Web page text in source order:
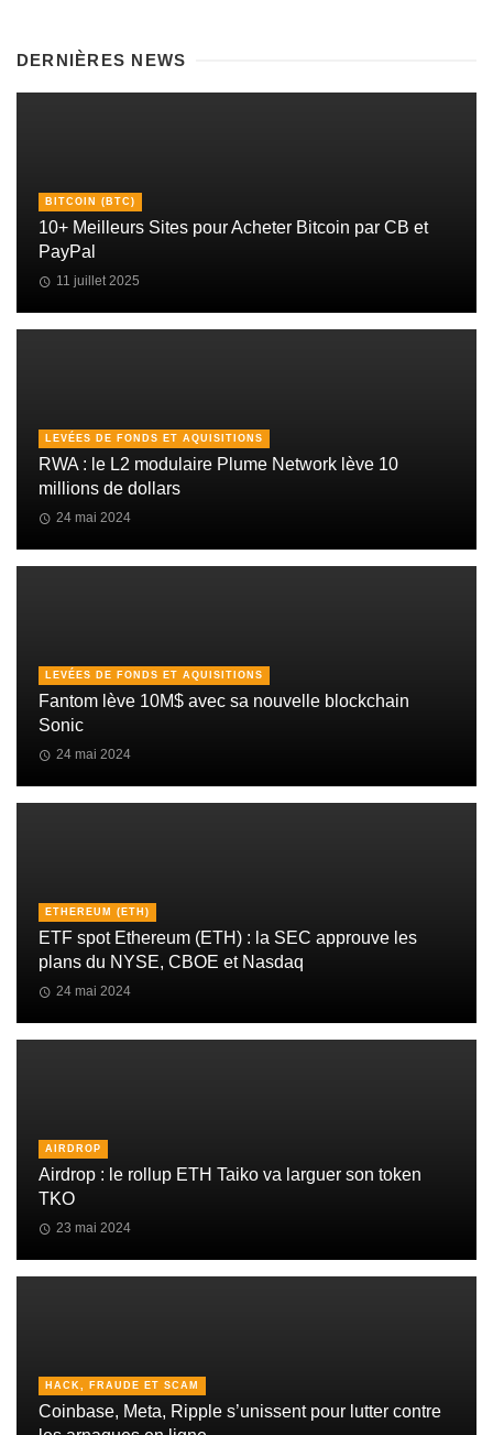
DERNIÈRES NEWS
BITCOIN (BTC)
10+ Meilleurs Sites pour Acheter Bitcoin par CB et
PayPal
11 juillet 2025
LEVÉES DE FONDS ET AQUISITIONS
RWA : le L2 modulaire Plume Network lève 10
millions de dollars
24 mai 2024
LEVÉES DE FONDS ET AQUISITIONS
Fantom lève 10M$ avec sa nouvelle blockchain
Sonic
24 mai 2024
ETHEREUM (ETH)
ETF spot Ethereum (ETH) : la SEC approuve les
plans du NYSE, CBOE et Nasdaq
24 mai 2024
AIRDROP
Airdrop : le rollup ETH Taiko va larguer son token
TKO
23 mai 2024
HACK, FRAUDE ET SCAM
Coinbase, Meta, Ripple s’unissent pour lutter contre